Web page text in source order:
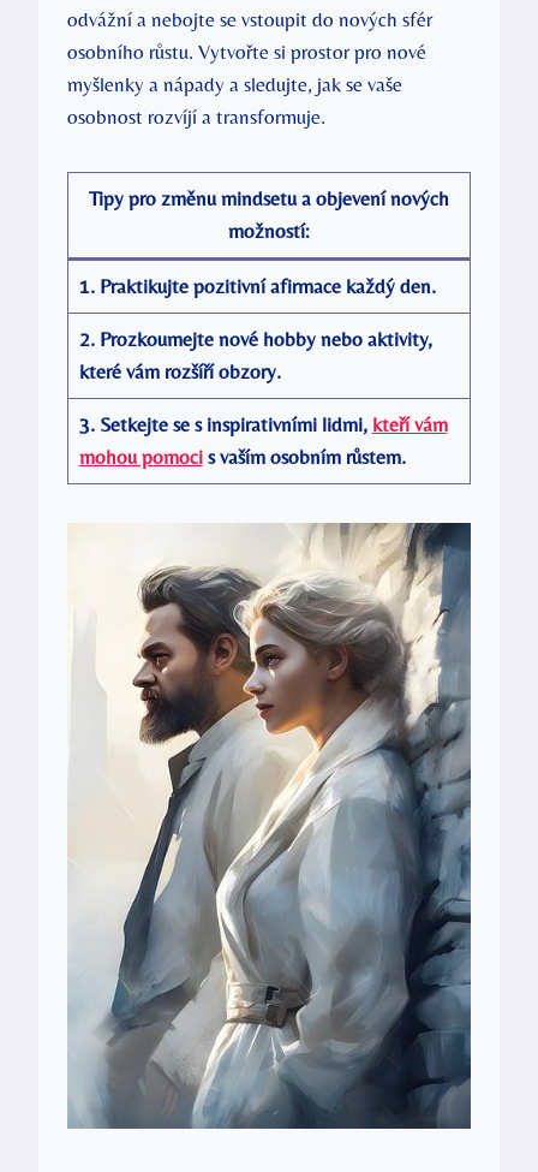
odvážní a nebojte se vstoupit do nových sfér
osobního růstu. Vytvořte si prostor pro nové
myšlenky a nápady a sledujte, jak se vaše
osobnost rozvíjí a transformuje.
Tipy pro změnu mindsetu a objevení nových
možností:
1. Praktikujte pozitivní afirmace každý den.
2. Prozkoumejte nové hobby nebo aktivity,
které vám rozšíří obzory.
3. Setkejte se s inspirativními lidmi, kteří vám
mohou pomocis vaším osobním růstem.